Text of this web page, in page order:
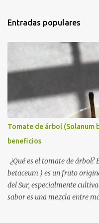
Entradas populares
Tomate de árbol (Solanum
beneficios
¿Qué es el tomate de
betaceum ) es un fruto
del Sur, especialmente
sabor es una mezcla entre